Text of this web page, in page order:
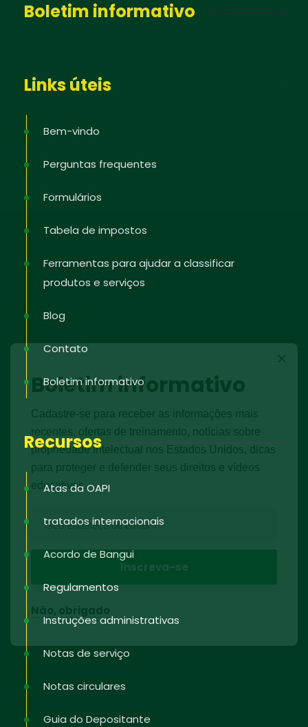
Boletim informativo
Links úteis
Bem-vindo
Perguntas frequentes
Formulários
Tabela de impostos
Ferramentas para ajudar a classificar
produtos e serviços
Blog
Contato
Boletim informativo
Recursos
Atas da OAPI
tratados internacionais
Acordo de Bangui
Regulamentos
Instruções administrativas
Notas de serviço
Notas circulares
Guia do Depositante
Boletim informativo
Cadastre-se para receber as informações mais
recentes, ofertas de treinamento, notícias sobre
propriedade intelectual nos Estados Unidos, dicas
para proteger e defender seus direitos e vídeos
educativos.